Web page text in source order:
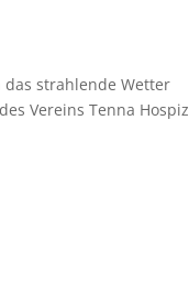
das strahlende Wetter
Vereins Tenna Hospiz